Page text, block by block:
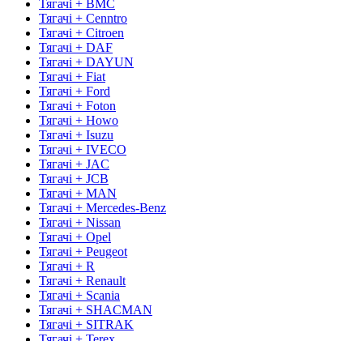
Тягачі + BMC
Тягачі + Cenntro
Тягачі + Citroen
Тягачі + DAF
Тягачі + DAYUN
Тягачі + Fiat
Тягачі + Ford
Тягачі + Foton
Тягачі + Howo
Тягачі + Isuzu
Тягачі + IVECO
Тягачі + JAC
Тягачі + JCB
Тягачі + MAN
Тягачі + Mercedes-Benz
Тягачі + Nissan
Тягачі + Opel
Тягачі + Peugeot
Тягачі + R
Тягачі + Renault
Тягачі + Scania
Тягачі + SHACMAN
Тягачі + SITRAK